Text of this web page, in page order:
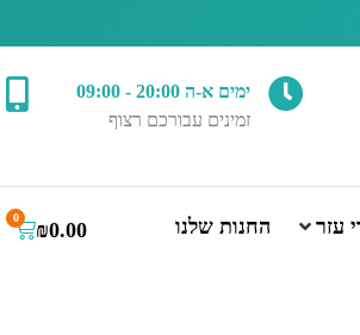
ימים א-ה 20:00 - 09:00
זמינים עבורכם רצוף
עזר החנות שלנו ₪0.00
0